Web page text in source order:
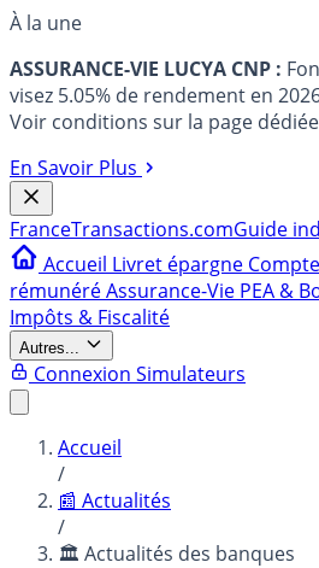
À la une
ASSURANCE-VIE LUCYA CNP :
visez 5.05% de rendement en
Voir conditions sur la page
En Savoir Plus
FranceTransactions.comGuide
Accueil Livret épargne
rémunéréAssurance-Vie PEA &
Impôts & Fiscalité
Autres...
Connexion Simulateurs
Accueil
/
📰 Actualités
/
🏛️ Actualités des banques